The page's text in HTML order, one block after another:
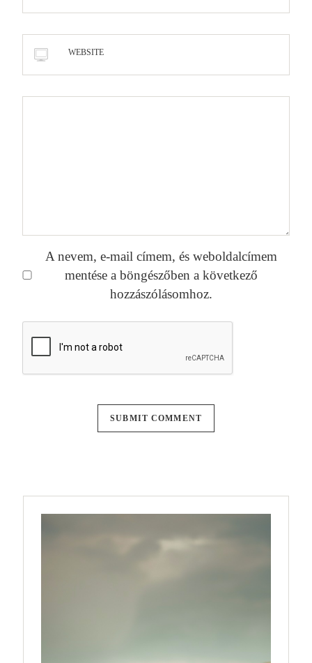
WEBSITE
A nevem, e-mail címem, és weboldalcímem
mentése a böngészőben a következő
hozzászólásomhoz.